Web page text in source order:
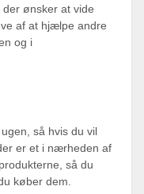
ønsker at vide
af at hjælpe andre
og i
så hvis du vil
er et i nærheden af
så du
køber dem.